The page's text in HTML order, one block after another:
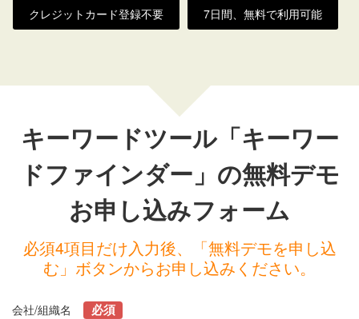
クレジットカード登録不要 7日間、無料で利用可能
キーワードツール「キーワー
ドファインダー」の無料デモ
お申し込みフォーム
必須4項目だけ入力後、「無料デモを申し込
む」ボタンからお申し込みください。
会社/組織名 必須